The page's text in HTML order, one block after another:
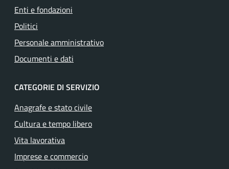
Enti e fondazioni
Politici
Personale amministrativo
Documenti e dati
CATEGORIE DI SERVIZIO
Anagrafe e stato civile
Cultura e tempo libero
Vita lavorativa
Imprese e commercio